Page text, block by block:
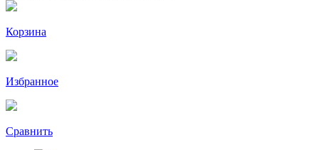
Корзина
Избранное
Сравнить